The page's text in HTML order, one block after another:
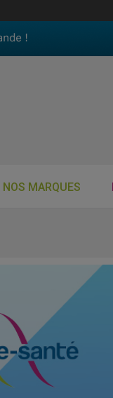
NOS MARQUES